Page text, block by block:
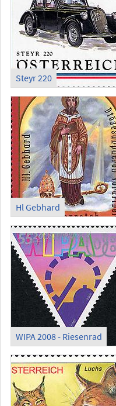
Steyr 220
Hl Gebhard
WIPA 2008 - Riesenrad